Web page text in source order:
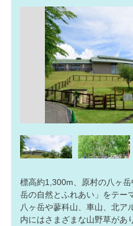
標高約1,300m、原村の八ヶ
岳の自然とふれあい」をテー
八ヶ岳や蓼科山、車山、北ア
内にはさまざまな山野草があ